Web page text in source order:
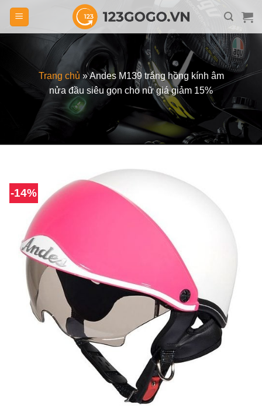
Skip
content
Trang chủ »Andes M139 trắng hồng kính âm
nửa đầu siêu gọn cho nữ giá giảm 15%
-14%